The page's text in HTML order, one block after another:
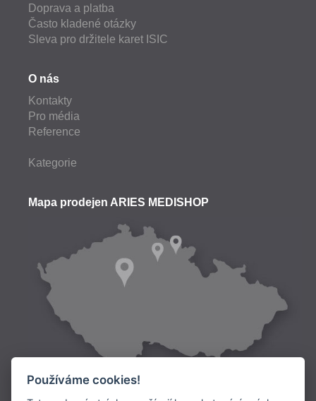
Doprava a platba
Často kladené otázky
Sleva pro držitele karet ISIC
O nás
Kontakty
Pro média
Reference
Kategorie
Mapa prodejen ARIES MEDISHOP
Používáme cookies!